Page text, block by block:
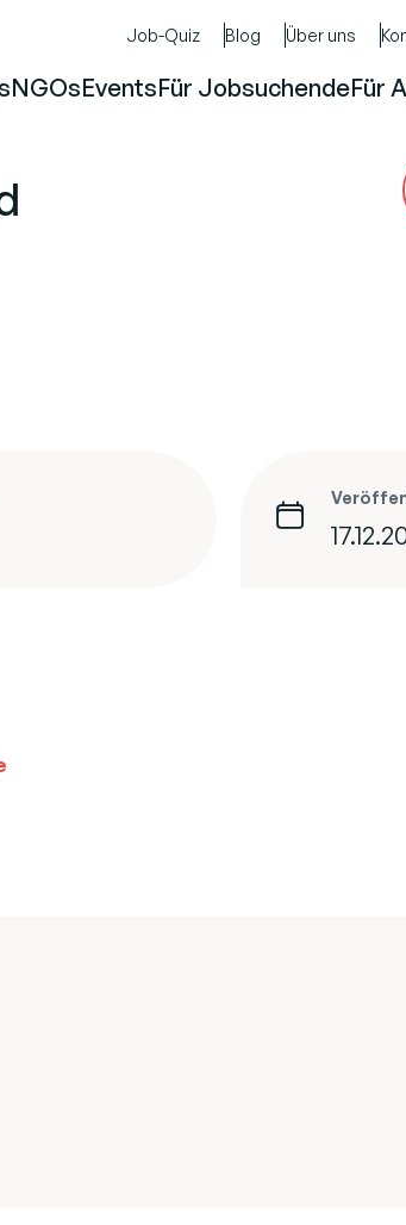
Job-Quiz Blog Über uns
NGOsEventsFür JobsuchendeFür